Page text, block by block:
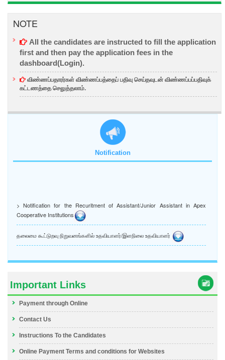
NOTE
All the candidates are instructed to fill the application
first and then pay the application fees in the
dashboard(Login).
விண்ணப்பதாரர்கள் விண்ணப்பத்தைப் பதிவு செய்தவுடன் விண்ணப்பப்பதிவுக்
கட்டணத்தை செலுத்தலாம்.
Notification
> Notification for the Recuritment of Assistant/Junior Assistant in Apex
Cooperative Institutions
தலைமை கூட்டுறவு நிறுவனங்களில் உதவியாளர்/இளநிலை உதவியாளர்
Important Links
Payment through Online
Contact Us
Instructions To the Candidates
Online Payment Terms and conditions for Websites